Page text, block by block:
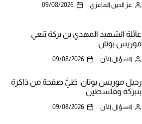
عز الدين الماعزي 09/08/2026
عائلة الشهيد المهدي بن بركة تنعي
موريس بوتان
السؤال الآن 09/08/2026
رحيل موريس بوتان: طَيُّ صفحة من ذاكرة
بنبركة وفلسطين
السؤال الآن 09/08/2026